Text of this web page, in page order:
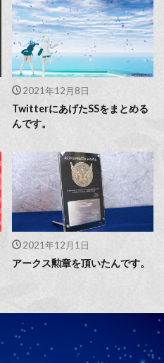
2021年12月8日
TwitterにあげたSSをまとめる
んです。
2021年12月1日
アークス勲章を頂いたんです。